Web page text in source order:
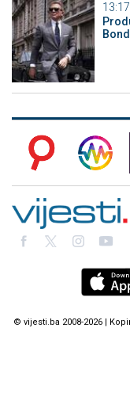
13:17
© vijesti.ba 2008-2026 |